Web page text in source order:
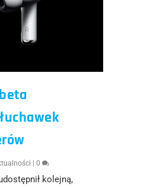
|0
kolejną,